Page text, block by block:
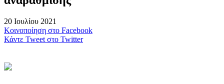
20 Ιουλίου 2021
Κοινοποίηση στο Facebook
Κάντε Tweet στο Twitter